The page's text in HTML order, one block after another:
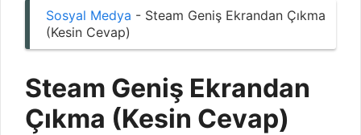
Sosyal Medya - Steam Geniş Ekrandan Çıkma
(Kesin Cevap)
Steam Geniş Ekrandan
Çıkma (Kesin Cevap)